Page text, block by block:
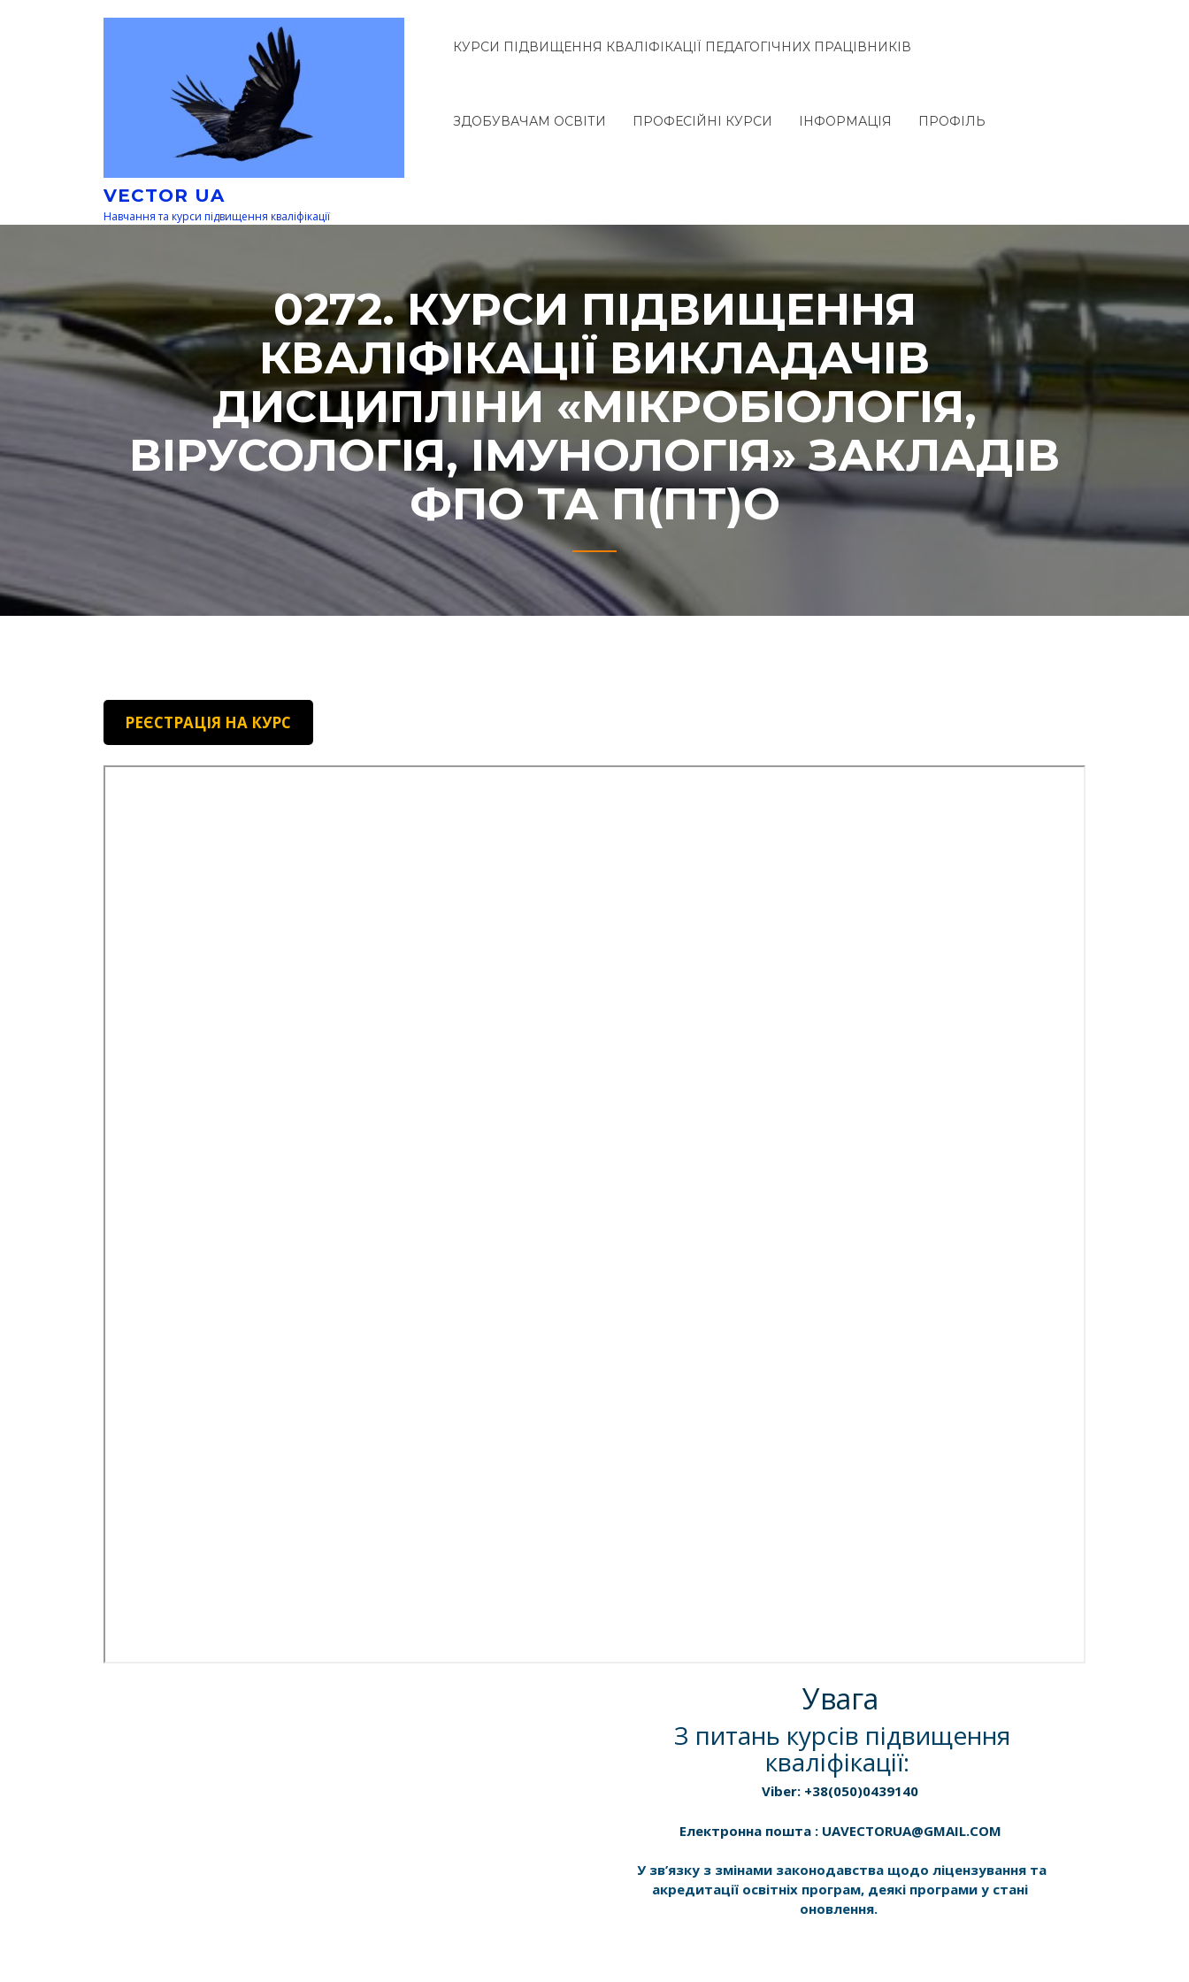
VECTOR UA
Навчання та курси підвищення кваліфікації
КУРСИ ПІДВИЩЕННЯ КВАЛІФІКАЦІЇ ПЕДАГОГІЧНИХ ПРАЦІВНИКІВ
ЗДОБУВАЧАМ ОСВІТИ ПРОФЕСІЙНІ КУРСИ ІНФОРМАЦІЯ ПРОФІЛЬ
0272. КУРСИ ПІДВИЩЕННЯ
КВАЛІФІКАЦІЇ ВИКЛАДАЧІВ
ДИСЦИПЛІНИ «МІКРОБІОЛОГІЯ,
ВІРУСОЛОГІЯ, ІМУНОЛОГІЯ» ЗАКЛАДІВ
ФПО ТА П(ПТ)О
РЕЄСТРАЦІЯ НА КУРС
Увага
З питань курсів підвищення
кваліфікації:
Viber: +38(050)0439140
Електронна пошта : UAVECTORUA@GMAIL.COM
У зв’язку з змінами законодавства щодо ліцензування та
акредитації освітніх програм, деякі програми у стані
оновлення.